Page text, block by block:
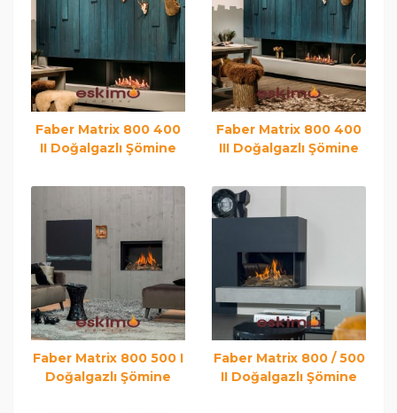
Faber Matrix 800 400
II Doğalgazlı Şömine
Faber Matrix 800 400
III Doğalgazlı Şömine
Faber Matrix 800 500 I
Doğalgazlı Şömine
Faber Matrix 800 / 500
II Doğalgazlı Şömine